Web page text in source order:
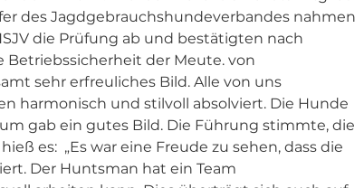
des Jagdgebrauchshundeverbandes nahmen
die Prüfung ab und bestätigten nach
Betriebssicherheit der Meute. von
sehr erfreuliches Bild. Alle von uns
harmonisch und stilvoll absolviert. Die Hunde
gab ein gutes Bild. Die Führung stimmte, die
es:  „Es war eine Freude zu sehen, dass die
Der Huntsman hat ein Team